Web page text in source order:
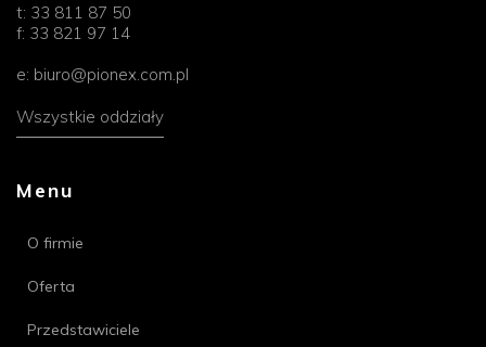
t: 33 811 87 50
f: 33 821 97 14
e: biuro@pionex.com.pl
Wszystkie oddziały
Menu
O firmie
Oferta
Przedstawiciele